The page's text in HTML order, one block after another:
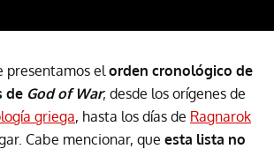
presentamos el orden cronológico de
de God of War; desde los orígenes de
griega, hasta los días de Ragnarok
Cabe mencionar, que esta lista no